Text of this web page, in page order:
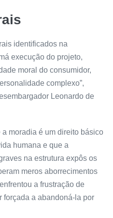
identificados na
execução do projeto,
moral do consumidor,
complexo”,
Leonardo de
moradia é um direito básico
humana e que a
na estrutura expôs os
meros aborrecimentos
a frustração de
forçada a abandoná-la por